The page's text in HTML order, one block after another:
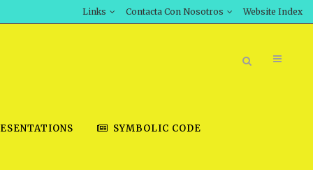
Links Contacta Con Nosotros Website Index
SYMBOLIC CODE